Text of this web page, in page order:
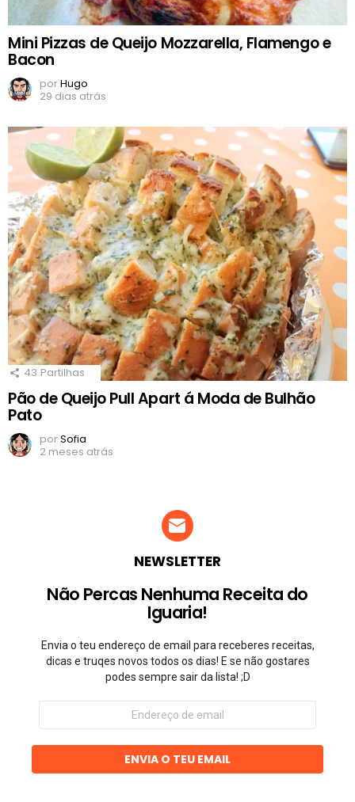
Mini Pizzas de Queijo Mozzarella, Flamengo e
Bacon
porHugo
29 dias atrás
43 Partilhas
Pão de Queijo Pull Apart á Moda de Bulhão
Pato
porSofia
2 meses atrás
NEWSLETTER
Não Percas Nenhuma Receita do
Iguaria!
Envia o teu endereço de email para receberes receitas,
dicas e truqes novos todos os dias! E se não gostares
podes sempre sair da lista! ;D
Endereço
email
ENVIA O TEU EMAIL